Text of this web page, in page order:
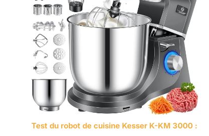
Test du robot de cuisine Kesser K-KM 3000 :